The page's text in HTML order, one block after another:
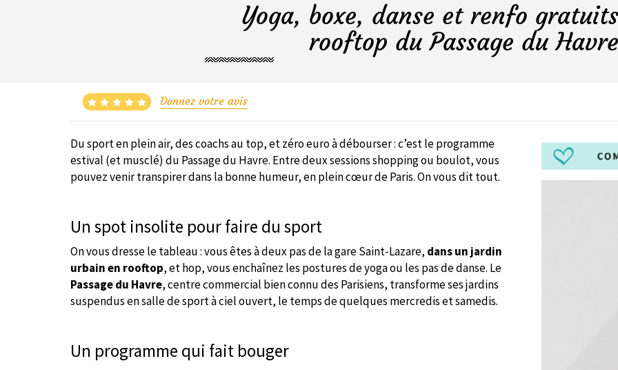
Yoga, boxe, danse et renfo
rooftop du Passage du Havre
Donnez votre avis
Du sport en plein air, des coachs au top, et zéro euro à débourser : c’est le programme
estival (et musclé) du Passage du Havre. Entre deux sessions shopping ou boulot, vous
pouvez venir transpirer dans la bonne humeur, en plein cœur de Paris. On vous dit tout.
Un spot insolite pour faire du sport
On vous dresse le tableau : vous êtes à deux pas de la gare Saint-Lazare, dans un jardin
urbain en rooftop, et hop, vous enchaînez les postures de yoga ou les pas de danse. Le
Passage du Havre, centre commercial bien connu des Parisiens, transforme ses jardins
suspendus en salle de sport à ciel ouvert, le temps de quelques mercredis et samedis.
Un programme qui fait bouger